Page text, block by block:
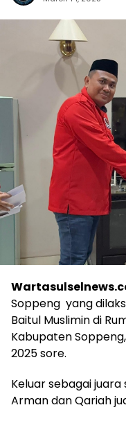
Soppeng yang
Baitul Muslimin di
Kabupaten
2025 sore.
Keluar sebagai
Arman dan Qariah